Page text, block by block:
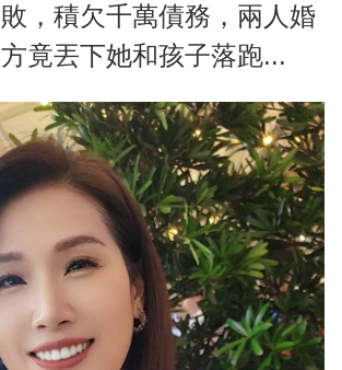
，積欠千萬債務，兩人婚
竟丟下她和孩子落跑...